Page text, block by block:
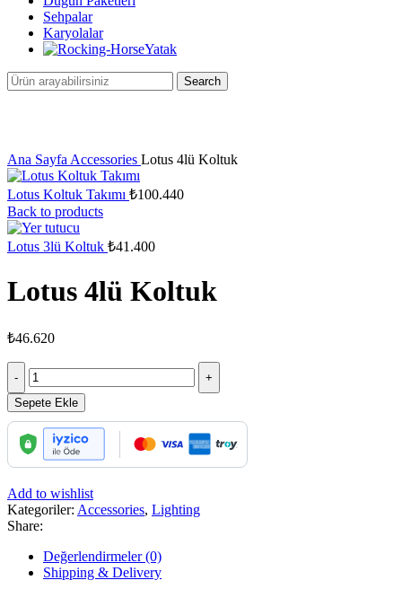
Sehpalar
Karyolalar
Yatak
Search
Ana Sayfa Accessories Lotus 4lü Koltuk
Lotus Koltuk Takımı ₺100.440
Back to products
Lotus 3lü Koltuk ₺41.400
Lotus 4lü Koltuk
₺46.620
Lotus
4lü
Koltuk
adet
Sepete Ekle
Add to wishlist
Kategoriler: Accessories, Lighting
Share:
Değerlendirmeler (0)
Shipping & Delivery